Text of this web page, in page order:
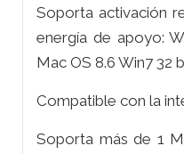
Soporta activación
energía de apoyo:
Mac OS 8.6 Win7 32
Compatible con la
Soporta más de 1